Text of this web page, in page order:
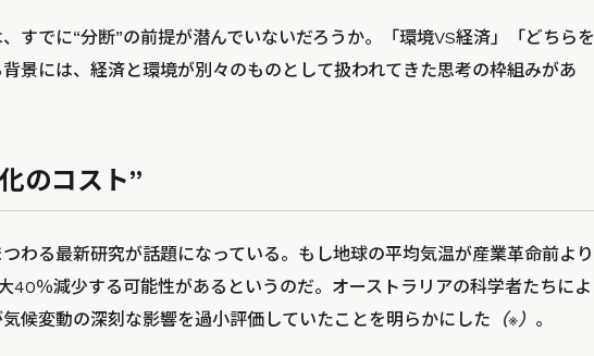
すでに“分断”の前提が潜んでいないだろうか。「環境VS経済」「どちらを
景には、経済と環境が別々のものとして扱われてきた思考の枠組みがあ
のコスト”
わる最新研究が話題になっている。もし地球の平均気温が産業革命前より
40％減少する可能性があるというのだ。オーストラリアの科学者たちによ
候変動の深刻な影響を過小評価していたことを明らかにした （※） 。